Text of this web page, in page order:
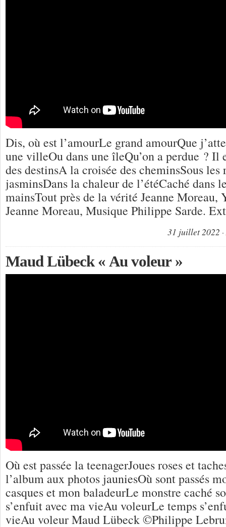
Dis, où est l’amourLe grand amourQue
une villeOu dans une îleQu’on a perdue ? Il
des destinsA la croisée des cheminsSous les
jasminsDans la chaleur de l’étéCaché dans
mainsTout près de la vérité Jeanne Moreau,
Jeanne Moreau, Musique Philippe Sarde.
31 juillet 2022
Maud Lübeck « Au voleur »
Où est passée la teenagerJoues roses et
l’album aux photos jauniesOù sont passés
casques et mon baladeurLe monstre caché
s’enfuit avec ma vieAu voleurLe temps
vieAu voleur Maud Lübeck ©Philippe